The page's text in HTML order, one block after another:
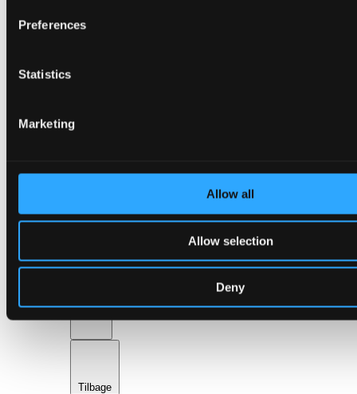
Preferences
Statistics
Marketing
Allow all
Allow selection
Deny
Adresser og indgange
da
en
Tilbage